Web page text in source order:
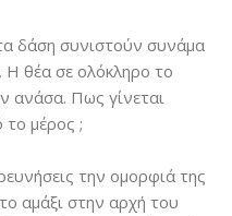
δάση συνιστούν συνάμα
Η θέα σε ολόκληρο το
ανάσα. Πως γίνεται
το μέρος ;
την ομορφιά της
αμάξι στην αρχή του